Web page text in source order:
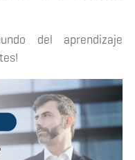
del aprendizaje